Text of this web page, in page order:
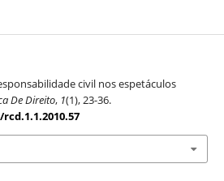
civil nos espetáculos
De Direito, 1(1), 23-36.